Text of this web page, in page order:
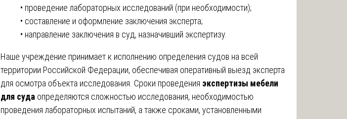
• проведение лабораторных исследований (при необходимости);
• составление и оформление заключения эксперта;
• направление заключения в суд, назначивший экспертизу.
Наше учреждение принимает к исполнению определения судов на всей
территории Российской Федерации, обеспечивая оперативный выезд эксперта
для осмотра объекта исследования. Сроки проведения экспертизы мебели
для суда определяются сложностью исследования, необходимостью
проведения лабораторных испытаний, а также сроками, установленными